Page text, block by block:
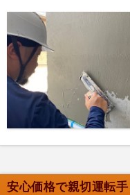
安心価格で親切運転手